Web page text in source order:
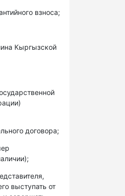
взноса;
Кыргызской
договора;
выступать от